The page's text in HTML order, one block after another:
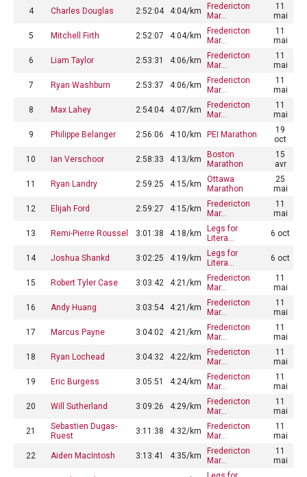
4 Charles Douglas 2:52:04 4:04/km
Fredericton
Mar…
11
mai
5 Mitchell Firth 2:52:07 4:04/km
Fredericton
Mar…
11
mai
6 Liam Taylor 2:53:31 4:06/km
Fredericton
Mar…
11
mai
7 Ryan Washburn 2:53:37 4:06/km
Fredericton
Mar…
11
mai
8 Max Lahey 2:54:04 4:07/km
Fredericton
Mar…
11
mai
9 Philippe Belanger 2:56:06 4:10/km PEI Marathon
19
oct
10 Ian Verschoor 2:58:33 4:13/km
Boston
Marathon
15
avr
11 Ryan Landry 2:59:25 4:15/km
Ottawa
Marathon
25
mai
12 Elijah Ford 2:59:27 4:15/km
Fredericton
Mar…
11
mai
13 Remi-Pierre Roussel 3:01:38 4:18/km
Legs for
Litera…
6 oct
14 Joshua Shankd 3:02:25 4:19/km
Legs for
Litera…
6 oct
15 Robert Tyler Case 3:03:42 4:21/km
Fredericton
Mar…
11
mai
16 Andy Huang 3:03:54 4:21/km
Fredericton
Mar…
11
mai
17 Marcus Payne 3:04:02 4:21/km
Fredericton
Mar…
11
mai
18 Ryan Lochead 3:04:32 4:22/km
Fredericton
Mar…
11
mai
19 Eric Burgess 3:05:51 4:24/km
Fredericton
Mar…
11
mai
20 Will Sutherland 3:09:26 4:29/km
Fredericton
Mar…
11
mai
21
Sebastien Dugas-
Ruest
3:11:38 4:32/km
Fredericton
Mar…
11
mai
22 Aiden MacIntosh 3:13:41 4:35/km
Fredericton
Mar…
11
mai